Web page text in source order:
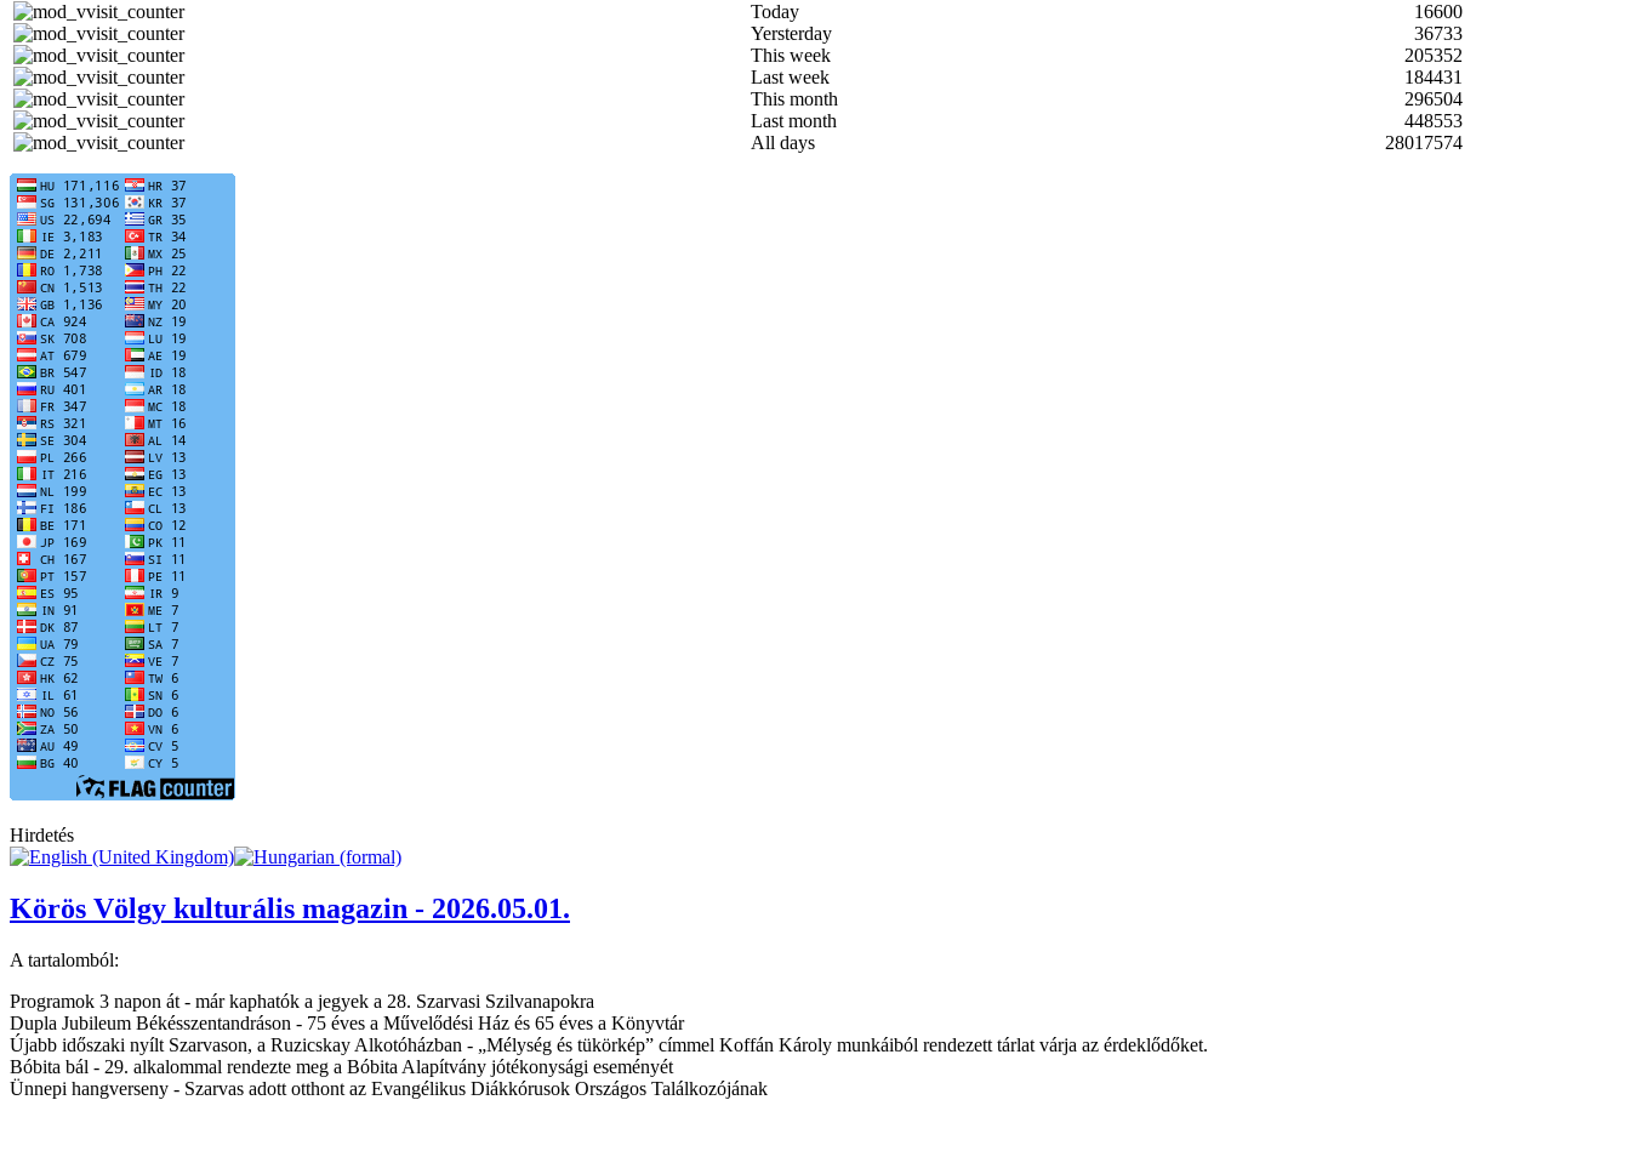
Today
16600
Yersterday
36733
This week
205352
Last week
184431
This month
296504
Last month
448553
All days
28017574
Hirdetés
Körös Völgy kulturális magazin - 2026.05.01.
A tartalomból:
Programok 3 napon át - már kaphatók a jegyek a 28. Szarvasi Szilvanapokra
Dupla Jubileum Békésszentandráson - 75 éves a Művelődési Ház és 65 éves a Könyvtár
Újabb időszaki nyílt Szarvason, a Ruzicskay Alkotóházban - „Mélység és tükörkép” címmel Koffán Károly munkáiból rendezett tárlat várja az érdeklődőket.
Bóbita bál - 29. alkalommal rendezte meg a Bóbita Alapítvány jótékonysági eseményét
Ünnepi hangverseny - Szarvas adott otthont az Evangélikus Diákkórusok Országos Találkozójának